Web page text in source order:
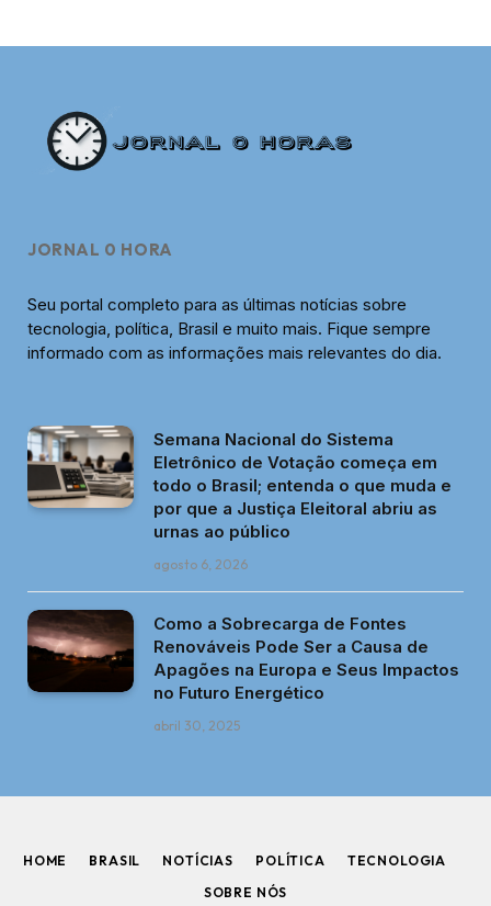
JORNAL 0 HORA
Seu portal completo para as últimas notícias sobre
tecnologia, política, Brasil e muito mais. Fique sempre
informado com as informações mais relevantes do dia.
Semana Nacional do Sistema
Eletrônico de Votação começa em
todo o Brasil; entenda o que muda e
por que a Justiça Eleitoral abriu as
urnas ao público
agosto 6, 2026
Como a Sobrecarga de Fontes
Renováveis Pode Ser a Causa de
Apagões na Europa e Seus Impactos
no Futuro Energético
abril 30, 2025
HOME BRASIL NOTÍCIAS POLÍTICA
TECNOLOGIA
SOBRE NÓS